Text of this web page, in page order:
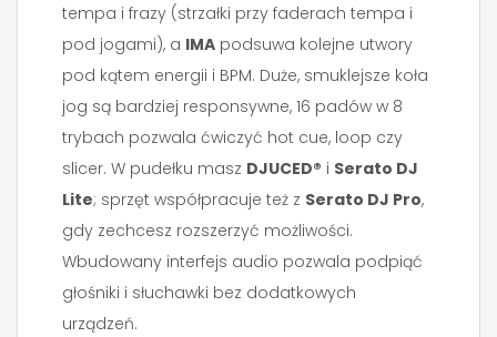
tempa i frazy (strzałki przy faderach tempa i
pod jogami), a IMA podsuwa kolejne utwory
pod kątem energii i BPM. Duże, smuklejsze koła
jog są bardziej responsywne, 16 padów w 8
trybach pozwala ćwiczyć hot cue, loop czy
slicer. W pudełku masz DJUCED® i Serato DJ
Lite; sprzęt współpracuje też z Serato DJ Pro,
gdy zechcesz rozszerzyć możliwości.
Wbudowany interfejs audio pozwala podpiąć
głośniki i słuchawki bez dodatkowych
urządzeń.